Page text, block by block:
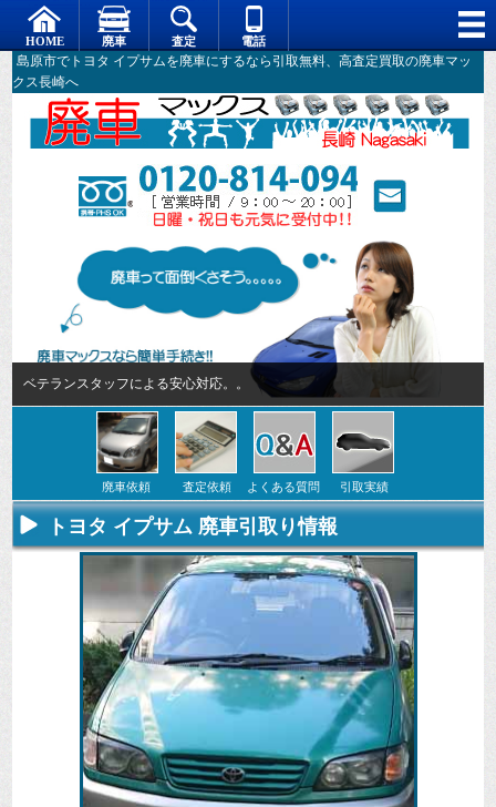
島原市でトヨタ イプサムを廃車にするなら引取無料、高査定買取の廃車マッ
クス長崎へ
ベテランスタッフによる安心対応。。
廃車依頼
不要になった
車の廃車手続
きを行いま
査定依頼
専門スタッフ
がしっかりと
査定いたしま
す。
よくある質問
廃車全般に関
するよくある
質問
にお答えしま
す。
引取実績
た車や下取り
で買取った車
の実績デー
タ。
トヨタ イプサム 廃車引取り情報